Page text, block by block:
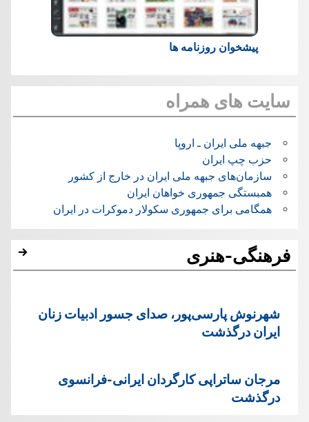
پیشخوان روزنامه ها
سایت های همراه
جبهه ملی ایران ـ اروپا
حزب چپ ایران
سازمان‌های جبهه ملی ایران در خارج از کشور
همبستگی جمهوری خواهان ایران
همگامی برای جمهوری سکولار دموکرات در ایران
فرهنگی-هنری
شهرنوش پارسی‌پور، صدای جسور ادبیات زنان
ایران درگذشت
مرجان ساتراپی کارگردان ایرانی-فرانسوی
درگذشت